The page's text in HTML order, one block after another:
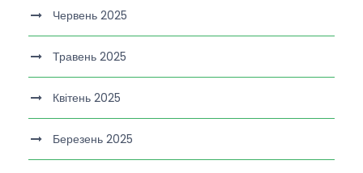
Червень 2025
Травень 2025
Квітень 2025
Березень 2025